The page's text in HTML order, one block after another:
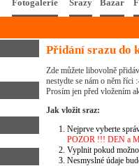
Fotogalerie Srazy Bazar
Přidání srazu do
Zde můžete libovolně
nestydte se nám o něm říci
Prosím jen před vložením
Jak vložit sraz:
Nejprve vyberte
POZOR !!! DEN a
Vyplnit pokud
Nesmyslné údaje